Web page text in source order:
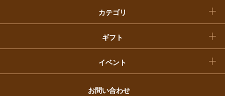
カテゴリ
ギフト
イベント
福袋
お問い合わせ